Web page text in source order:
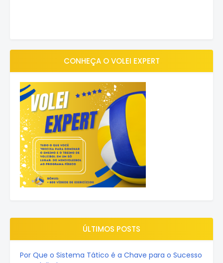
CONHEÇA O VOLEI EXPERT
ÚLTIMOS POSTS
Por Que o Sistema Tático é a Chave para o Sucesso